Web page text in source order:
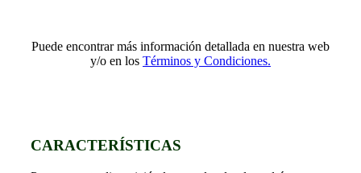
Puede encontrar más información detallada en nuestra web
y/o en los Términos y Condiciones.
CARACTERÍSTICAS